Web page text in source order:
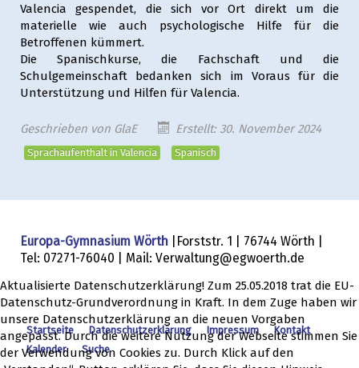
Valencia gespendet, die sich vor Ort direkt um die
materielle wie auch psychologische Hilfe für die
Betroffenen kümmert.
Die Spanischkurse, die Fachschaft und die
Schulgemeinschaft bedanken sich im Voraus für die
Unterstützung und Hilfen für Valencia.
Geschrieben von GlaE Erstellt: 30. November 2024
Sprachaufenthalt in Valencia Spanisch
Europa-Gymnasium Wörth |Forststr. 1 | 76744 Wörth |
Tel: 07271-76040 | Mail: Verwaltung@egwoerth.de
Startseite Datenschutzerklärung Impressum
Kontakt
Kalender
Suche
Aktualisierte Datenschutzerklärung! Zum 25.05.2018 trat die EU-
Datenschutz-Grundverordnung in Kraft. In dem Zuge haben wir
unsere Datenschutzerklärung an die neuen Vorgaben
angepasst. Durch die weitere Nutzung der Webseite stimmen Sie
der Verwendung von Cookies zu. Durch Klick auf den